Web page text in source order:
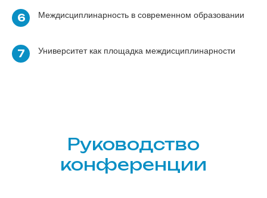
6 Междисциплинарность в современном образовании
7 Университет как площадка междисциплинарности
Руководство
конференции